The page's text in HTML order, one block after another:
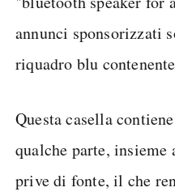
annunci sponsorizzati
riquadro blu
Questa casella
qualche parte,
prive di fonte, il che